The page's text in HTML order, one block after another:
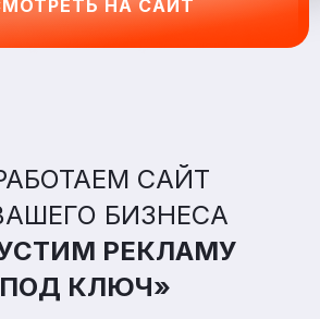
НА САЙТ
САЙТ
БИЗНЕСА
РЕКЛАМУ
КЛЮЧ»